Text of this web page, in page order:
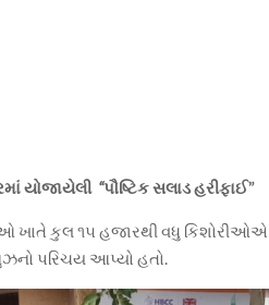
યોજાયેલી “પૌષ્ટિક સલાડ હરીફાઈ”
ખાતે કુલ ૧૫ હજારથી વધુ
પરિચય આપ્યો હતો.